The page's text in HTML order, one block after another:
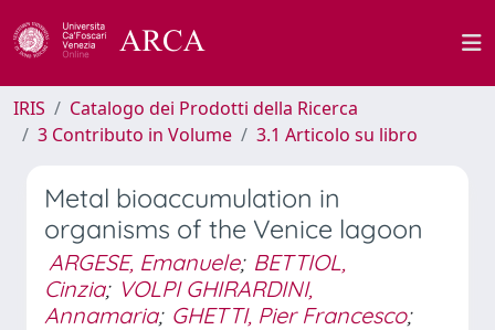
IRIS
Catalogo dei Prodotti della Ricerca
3 Contributo in Volume
3.1 Articolo su libro
Metal bioaccumulation in
organisms of the Venice lagoon
ARGESE, Emanuele; BETTIOL,
Cinzia; VOLPI GHIRARDINI,
Annamaria; GHETTI, Pier Francesco;